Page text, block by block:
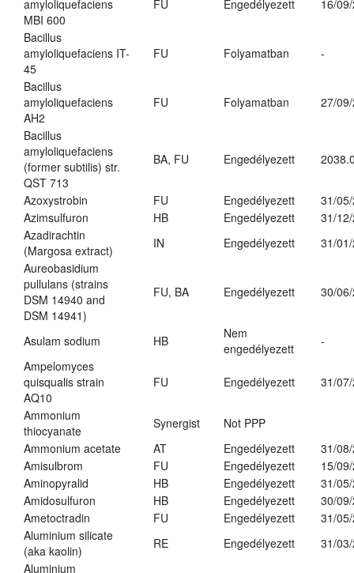
amyloliquefaciens
MBI 600
FU Engedélyezett 16/
Bacillus
amyloliquefaciens IT-
45
FU Folyamatban -
Bacillus
amyloliquefaciens
AH2
FU Folyamatban 27/
Bacillus
amyloliquefaciens
(former subtilis) str.
QST 713
BA, FU Engedélyezett
Azoxystrobin FU Engedélyezett
31/
Azimsulfuron
HB Engedélyezett
31/
Azadirachtin
(Margosa extract)
IN Engedélyezett
31/
Aureobasidium
pullulans (strains
DSM 14940 and
DSM 14941)
FU, BA Engedélyezett 30/
Asulam sodium HB
Nem
engedélyezett
-
Ampelomyces
quisqualis strain
AQ10
FU Engedélyezett 31/
Ammonium
thiocyanate
Synergist
Not PPP
Ammonium acetate
AT Engedélyezett
31/
Amisulbrom
FU Engedélyezett
15/
Aminopyralid
HB Engedélyezett
31/
Amidosulfuron
HB Engedélyezett
30/
Ametoctradin
FU Engedélyezett
31/
Aluminium silicate
(aka kaolin)
RE Engedélyezett
31/
Aluminium